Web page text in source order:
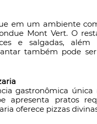
em um ambiente
Mont Vert. O
e salgadas, além
também pode
gastronômica
apresenta pratos
oferece pizzas